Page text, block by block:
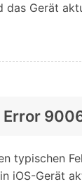
das Gerät
Error
typischen
iOS-Gerät